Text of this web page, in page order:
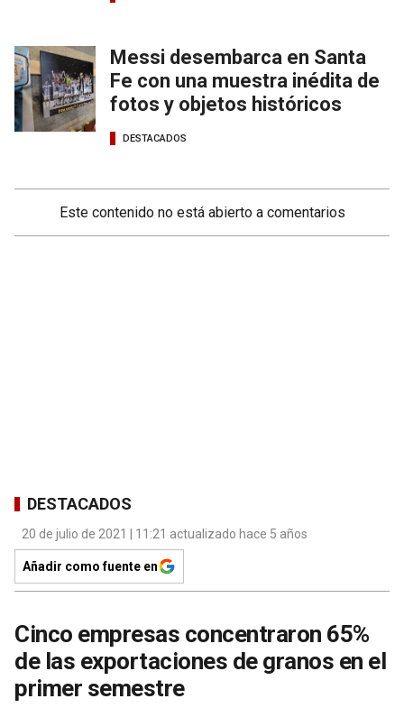
Messi desembarca en Santa
Fe con una muestra inédita de
fotos y objetos históricos
DESTACADOS
Este contenido no está abierto a comentarios
DESTACADOS
20 de julio de 2021 | 11:21 actualizado hace 5 años
Añadir como fuente en
Cinco empresas concentraron 65%
de las exportaciones de granos en el
primer semestre